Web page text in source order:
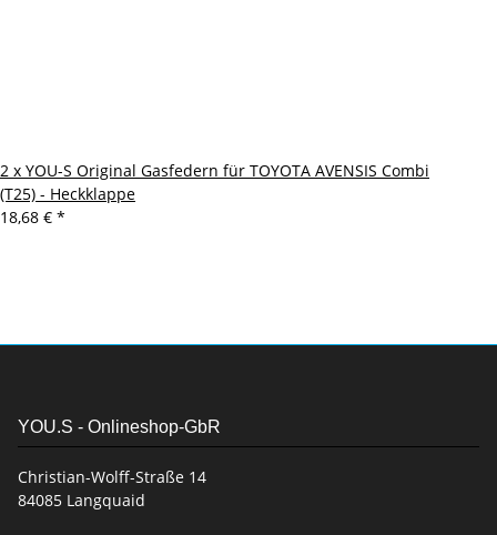
2 x YOU-S Original Gasfedern für TOYOTA AVENSIS Combi
(T25) - Heckklappe
18,68 € *
YOU.S - Onlineshop-GbR
Christian-Wolff-Straße 14
84085 Langquaid